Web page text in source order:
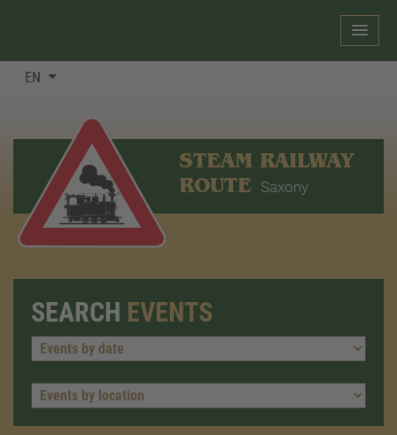
EN
STEAM RAILWAY
ROUTE Saxony
SEARCH EVENTS